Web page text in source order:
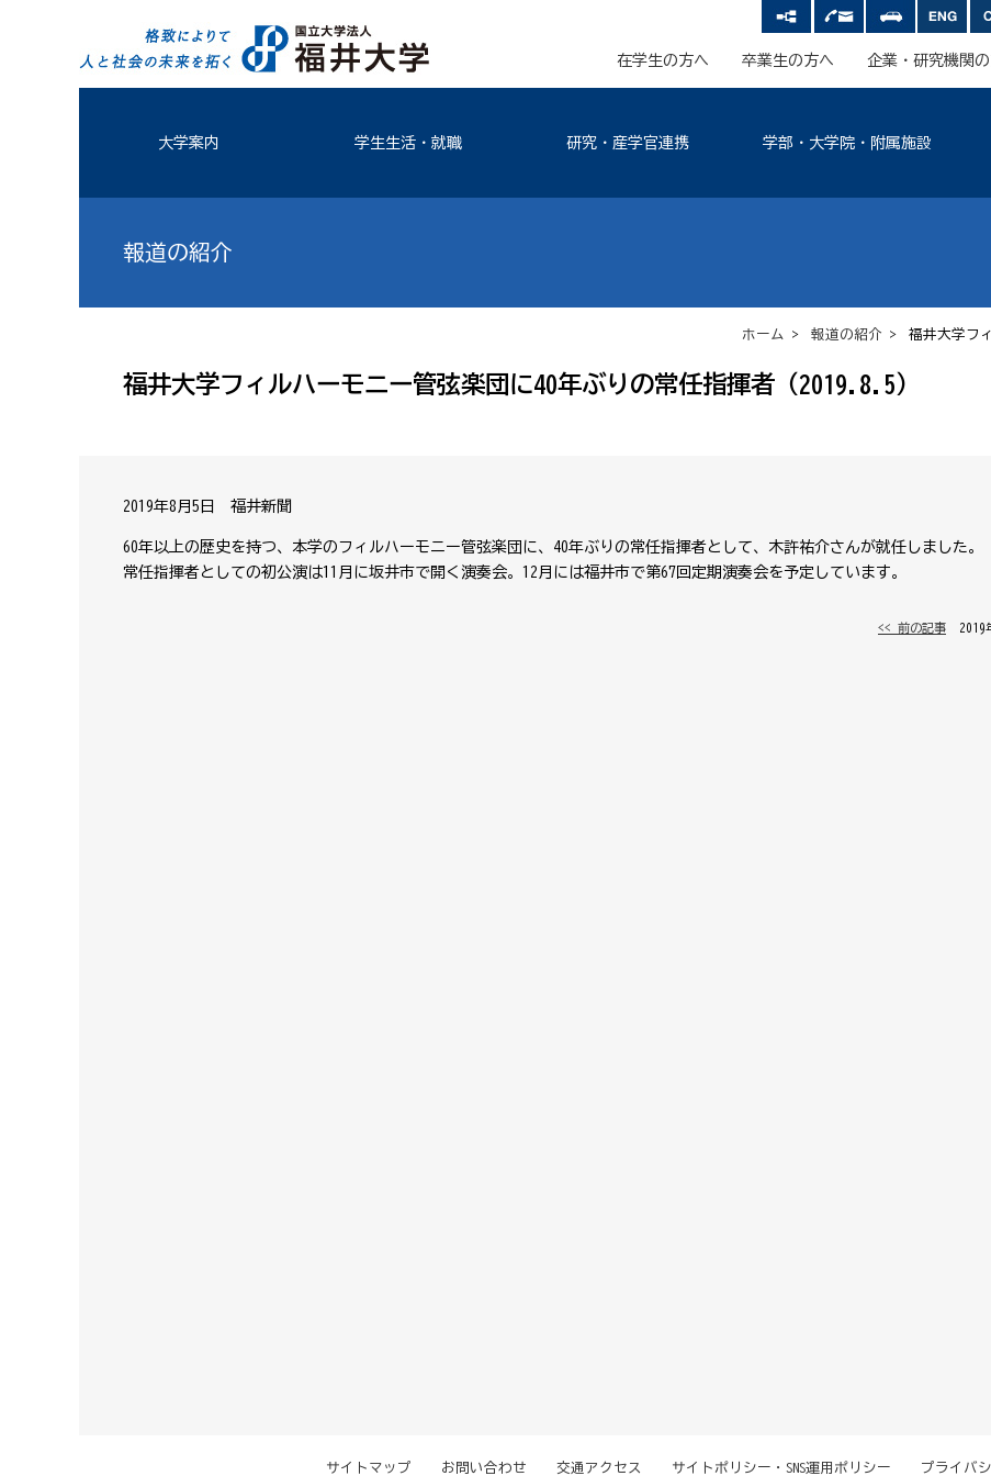
在学生の方へ 卒業生の方へ 企業・研究機関
大学案内 学生生活・就職 研究・産学官連携 学部・大学院・附属施設
報道の紹介
ホーム > 報道の紹介 > 福井大学フィ
福井大学フィルハーモニー管弦楽団に40年ぶりの常任指揮者（2019.8.5）
2019年8月5日 福井新聞
60年以上の歴史を持つ、本学のフィルハーモニー管弦楽団に、40年ぶりの常任指揮者として、木許祐介さんが就任しました。
常任指揮者としての初公演は11月に坂井市で開く演奏会。12月には福井市で第67回定期演奏会を予定しています。
<< 前の記事 │ 2019
サイトマップ お問い合わせ 交通アクセス サイトポリシー・SNS運用ポリシー プライバ